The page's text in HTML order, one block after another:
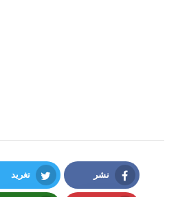
نشر
Facebook
تغريد
Twitter